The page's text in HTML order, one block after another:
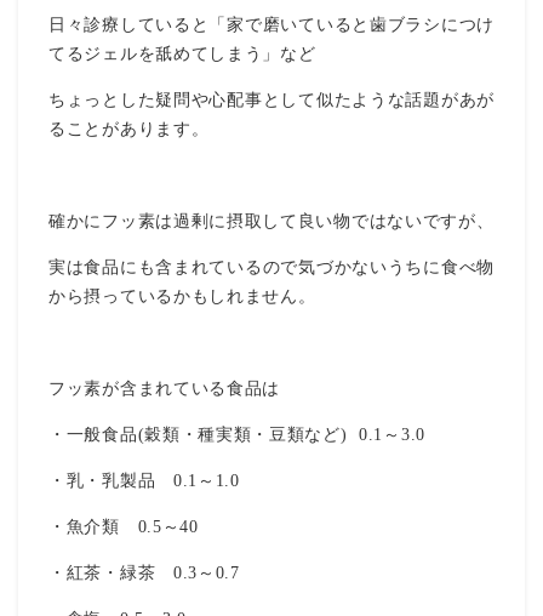
日々診療していると「家で磨いていると歯ブラシにつけ
てるジェルを舐めてしまう」など
ちょっとした疑問や心配事として似たような話題があが
ることがあります。
確かにフッ素は過剰に摂取して良い物ではないですが、
実は食品にも含まれているので気づかないうちに食べ物
から摂っているかもしれません。
フッ素が含まれている食品は
・一般食品(穀類・種実類・豆類など) 0.1～3.0
・乳・乳製品 0.1～1.0
・魚介類 0.5～40
・紅茶・緑茶 0.3～0.7